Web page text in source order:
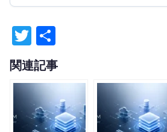
T
w
it
te
r
有
関連記事